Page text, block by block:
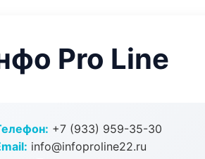
Pro Line
+7 (933) 959-35-30
info@infoproline22.ru